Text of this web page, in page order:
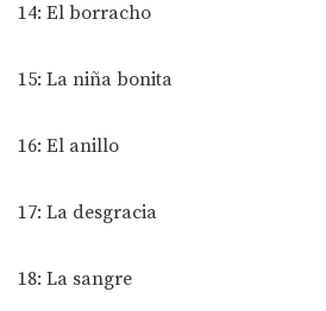
14: El borracho
15: La niña bonita
16: El anillo
17: La desgracia
18: La sangre